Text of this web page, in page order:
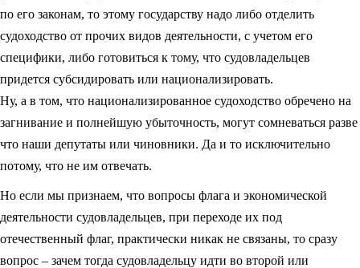
по его законам, то этому государству надо либо отделить
судоходство от прочих видов деятельности, с учетом его
специфики, либо готовиться к тому, что судовладельцев
придется субсидировать или национализировать.
Ну, а в том, что национализированное судоходство обречено на
загнивание и полнейшую убыточность, могут сомневаться разве
что наши депутаты или чиновники. Да и то исключительно
потому, что не им отвечать.
Но если мы признаем, что вопросы флага и экономической
деятельности судовладельцев, при переходе их под
отечественный флаг, практически никак не связаны, то сразу
вопрос – зачем тогда судовладельцу идти во второй или